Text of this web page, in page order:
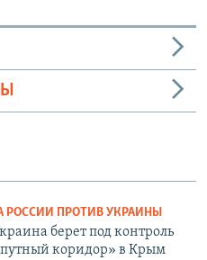
РОССИИ ПРОТИВ УКРАИНЫ
берет под контроль
коридор» в Крым